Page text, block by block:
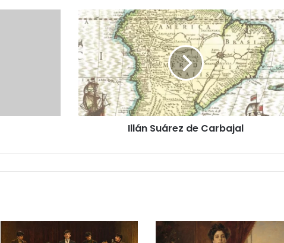
l
l
á
n
S
u
á
r
d
Illán Suárez de Carbajal